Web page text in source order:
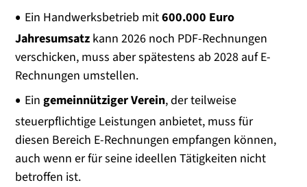
Ein Handwerksbetrieb mit600.000 Euro
Jahresumsatzkann 2026 noch PDF-Rechnungen
verschicken, muss aber spätestens ab 2028 auf E-
Rechnungen umstellen.
Eingemeinnütziger Verein, der teilweise
steuerpflichtige Leistungen anbietet, muss für
diesen Bereich E-Rechnungen empfangen können,
auch wenn er für seine ideellen Tätigkeiten nicht
betroffen ist.